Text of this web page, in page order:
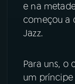
e na
começou a
Jazz.
Para uns, o
um